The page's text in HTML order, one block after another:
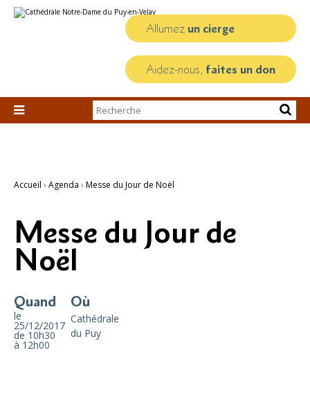
au
personnels
Allumez un cierge
Aidez-nous, faites un don

Chercher par
Recherche
Accueil › Agenda › Messe du Jour de Noël
Messe du Jour de
Noël
Quand
le
25/12/2017
de 10h30
à 12h00
Où
Cathédrale
du Puy